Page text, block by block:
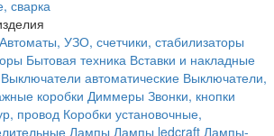
сварка
Автоматы, УЗО, счетчики, стабилизаторы
Бытовая техника Вставки и накладные
Выключатели автоматические Выключатели,
коробки Диммеры Звонки, кнопки
провод Коробки установочные,
Лампы Лампы ledcraft Лампы-